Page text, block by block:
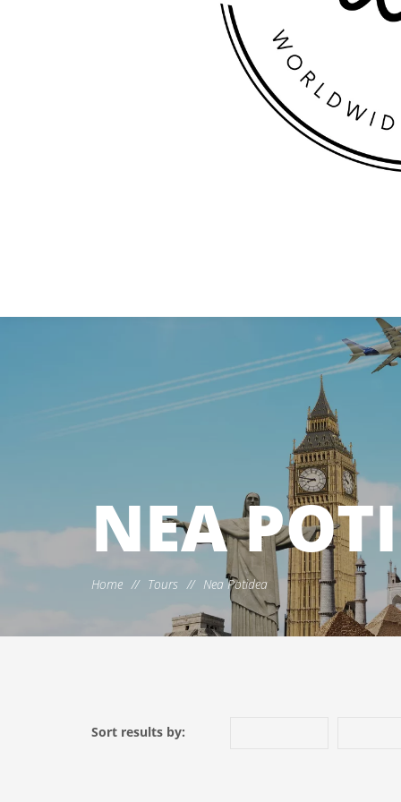
NEA
Home // Tours // Nea Potidea
Sort results by: